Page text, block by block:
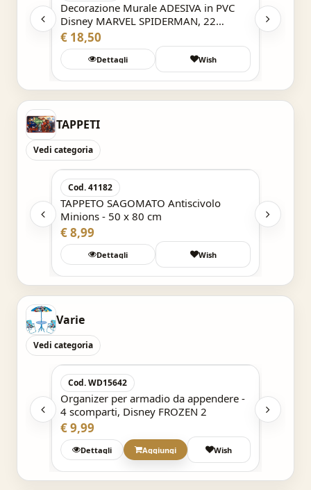
Decorazione Murale ADESIVA in PVC
Disney MARVEL SPIDERMAN, 22
elementi
€ 18,50
Dettagli Wish
TAPPETI
Vedi categoria
Cod. 41182
TAPPETO SAGOMATO Antiscivolo
Minions - 50 x 80 cm
€ 8,99
Dettagli Wish
Varie
Vedi categoria
Cod. WD15642
Organizer per armadio da appendere -
4 scomparti, Disney FROZEN 2
€ 9,99
Dettagli Aggiungi Wish
4